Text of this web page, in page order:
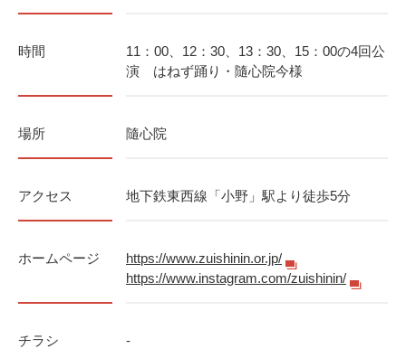
時間
11：00、12：30、13：30、15：00の4回公
演 はねず踊り・隨心院今様
場所 隨心院
アクセス 地下鉄東西線「小野」駅より徒歩5分
ホームページ
https://www.zuishinin.or.jp/
https://www.instagram.com/zuishinin/
チラシ -